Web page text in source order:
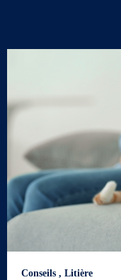
Conseils , Litière